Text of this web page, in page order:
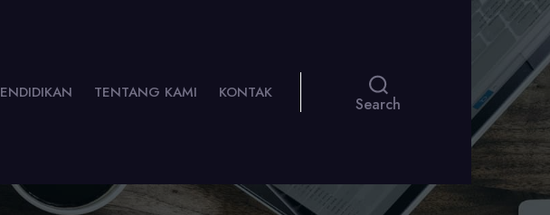
TENTANG KAMI KONTAK
Search